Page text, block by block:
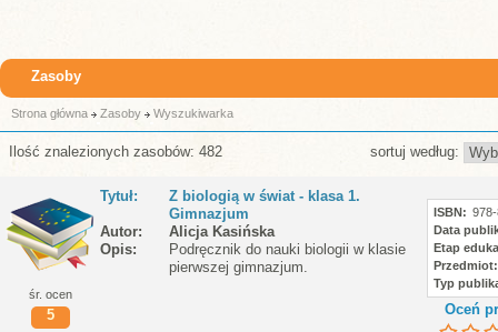
Zasoby
Strona główna Zasoby Wyszukiwarka
Ilość znalezionych zasobów: 482 sortuj według:
śr. ocen
5
Tytuł
Z biologią w świat - klasa 1.
Gimnazjum
Autor
Alicja Kasińska
Opis
Podręcznik do nauki biologii w klasie
pierwszej gimnazjum.
ISBN
Data
Etap
Przedmiot
Typ
Oceń